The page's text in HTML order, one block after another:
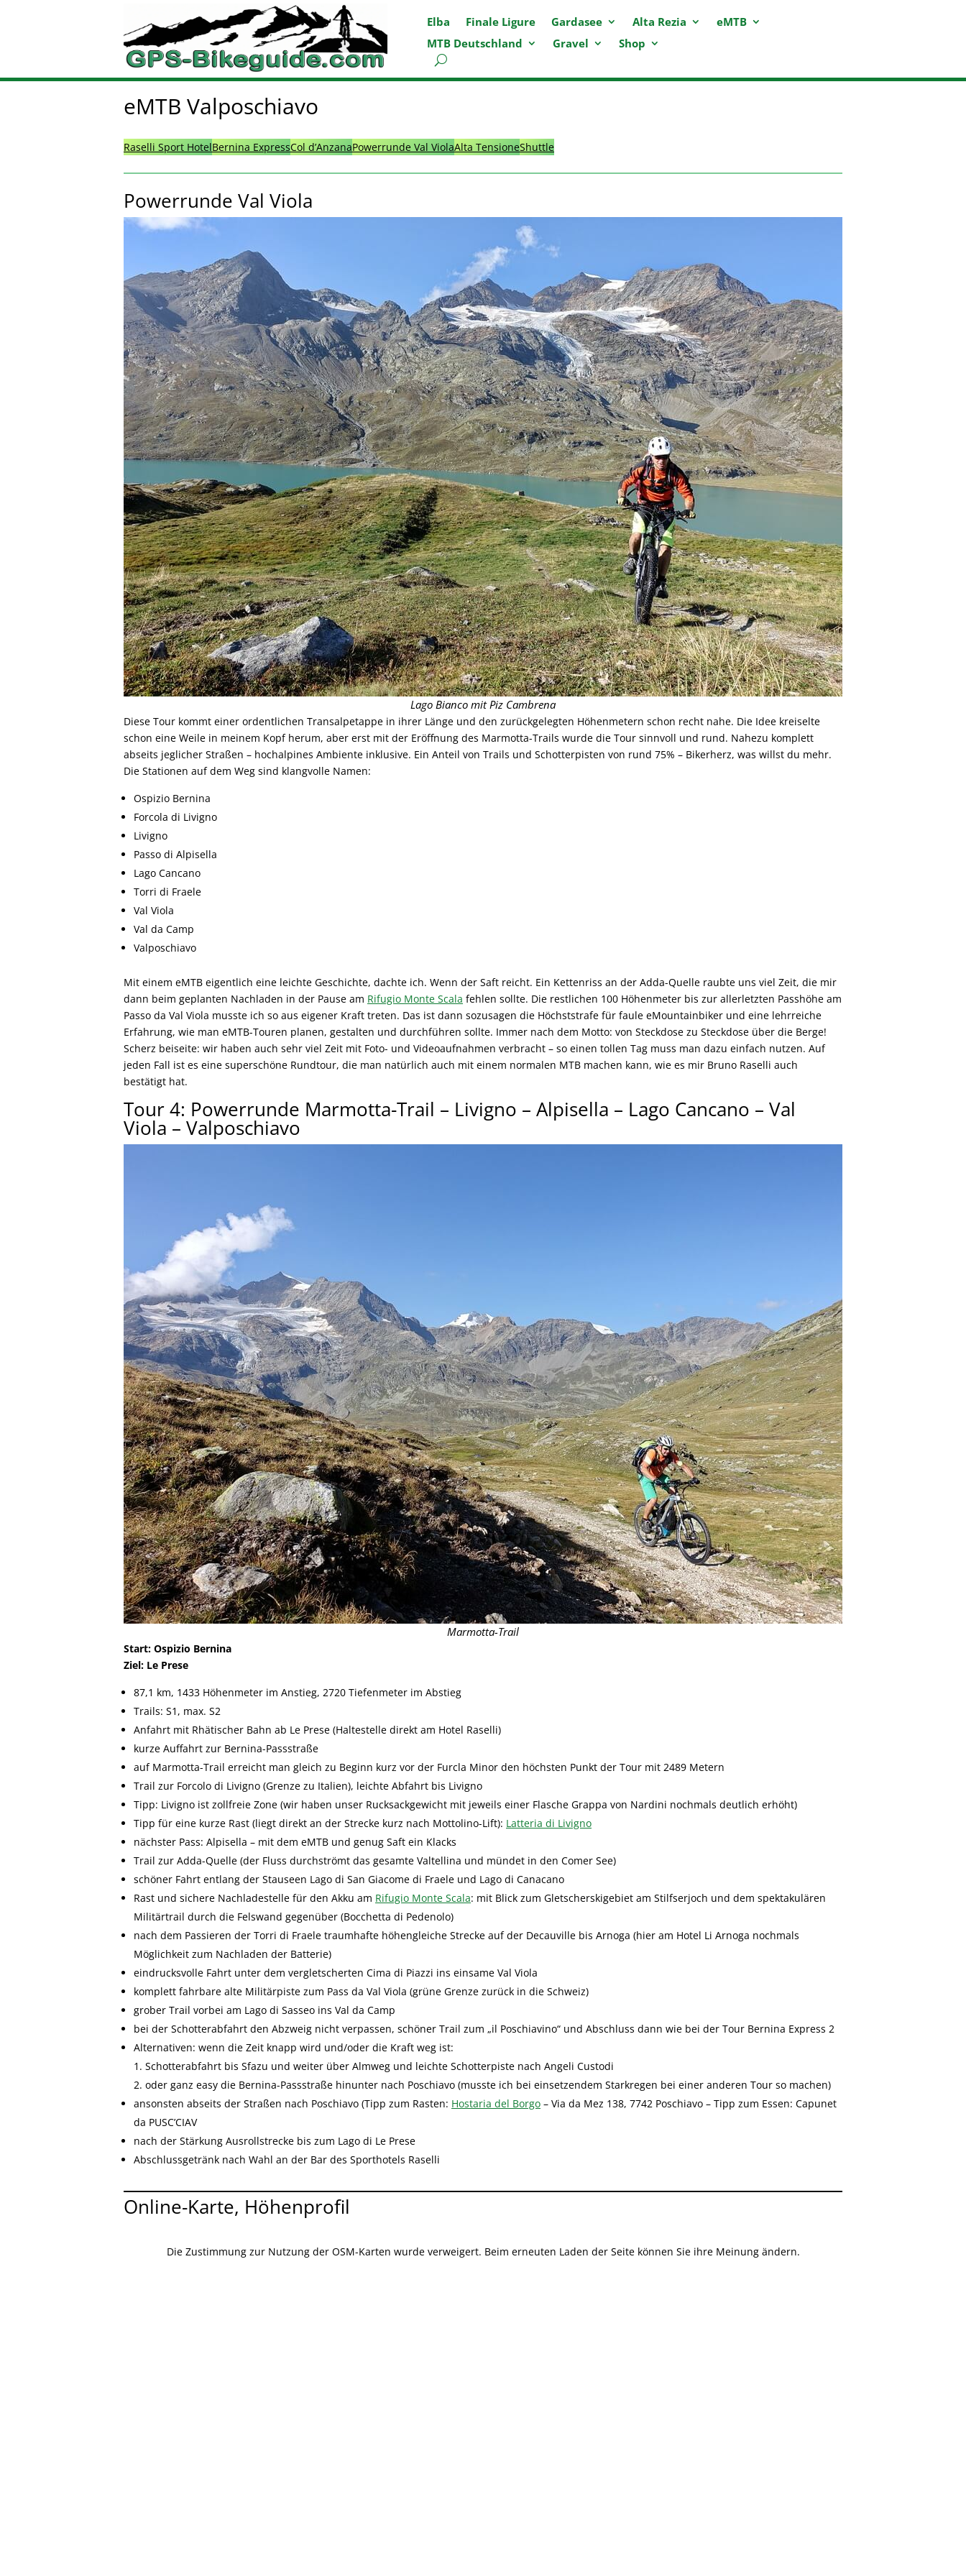
Elba Finale Ligure Gardasee Alta Rezia
eMTB
MTB Deutschland
Gravel Shop
eMTB Valposchiavo
Raselli Sport HotelBernina ExpressCol d’AnzanaPowerrunde Val ViolaAlta TensioneShuttle
Powerrunde Val Viola
Lago Bianco mit Piz Cambrena
Diese Tour kommt einer ordentlichen Transalpetappe in ihrer Länge und den zurückgelegten Höhenmetern schon recht nahe. Die Idee kreiselte
schon eine Weile in meinem Kopf herum, aber erst mit der Eröffnung des Marmotta-Trails wurde die Tour sinnvoll und rund. Nahezu komplett
abseits jeglicher Straßen – hochalpines Ambiente inklusive. Ein Anteil von Trails und Schotterpisten von rund 75% – Bikerherz, was willst du mehr.
Die Stationen auf dem Weg sind klangvolle Namen:
Ospizio Bernina
Forcola di Livigno
Livigno
Passo di Alpisella
Lago Cancano
Torri di Fraele
Val Viola
Val da Camp
Valposchiavo
Mit einem eMTB eigentlich eine leichte Geschichte, dachte ich. Wenn der Saft reicht. Ein Kettenriss an der Adda-Quelle raubte uns viel Zeit, die mir
dann beim geplanten Nachladen in der Pause am Rifugio Monte Scala fehlen sollte. Die restlichen 100 Höhenmeter bis zur allerletzten Passhöhe am
Passo da Val Viola musste ich so aus eigener Kraft treten. Das ist dann sozusagen die Höchststrafe für faule eMountainbiker und eine lehrreiche
Erfahrung, wie man eMTB-Touren planen, gestalten und durchführen sollte. Immer nach dem Motto: von Steckdose zu Steckdose über die Berge!
Scherz beiseite: wir haben auch sehr viel Zeit mit Foto- und Videoaufnahmen verbracht – so einen tollen Tag muss man dazu einfach nutzen. Auf
jeden Fall ist es eine superschöne Rundtour, die man natürlich auch mit einem normalen MTB machen kann, wie es mir Bruno Raselli auch
bestätigt hat.
Tour 4: Powerrunde Marmotta-Trail – Livigno – Alpisella – Lago Cancano – Val
Viola – Valposchiavo
Marmotta-Trail
Start: Ospizio Bernina
Ziel: Le Prese
87,1 km, 1433 Höhenmeter im Anstieg, 2720 Tiefenmeter im Abstieg
Trails: S1, max. S2
Anfahrt mit Rhätischer Bahn ab Le Prese (Haltestelle direkt am Hotel Raselli)
kurze Auffahrt zur Bernina-Passstraße
auf Marmotta-Trail erreicht man gleich zu Beginn kurz vor der Furcla Minor den höchsten Punkt der Tour mit 2489 Metern
Trail zur Forcolo di Livigno (Grenze zu Italien), leichte Abfahrt bis Livigno
Tipp: Livigno ist zollfreie Zone (wir haben unser Rucksackgewicht mit jeweils einer Flasche Grappa von Nardini nochmals deutlich erhöht)
Tipp für eine kurze Rast (liegt direkt an der Strecke kurz nach Mottolino-Lift): Latteria di Livigno
nächster Pass: Alpisella – mit dem eMTB und genug Saft ein Klacks
Trail zur Adda-Quelle (der Fluss durchströmt das gesamte Valtellina und mündet in den Comer See)
schöner Fahrt entlang der Stauseen Lago di San Giacome di Fraele und Lago di Canacano
Rast und sichere Nachladestelle für den Akku am Rifugio Monte Scala: mit Blick zum Gletscherskigebiet am Stilfserjoch und dem spektakulären
Militärtrail durch die Felswand gegenüber (Bocchetta di Pedenolo)
nach dem Passieren der Torri di Fraele traumhafte höhengleiche Strecke auf der Decauville bis Arnoga (hier am Hotel Li Arnoga nochmals
Möglichkeit zum Nachladen der Batterie)
eindrucksvolle Fahrt unter dem vergletscherten Cima di Piazzi ins einsame Val Viola
komplett fahrbare alte Militärpiste zum Pass da Val Viola (grüne Grenze zurück in die Schweiz)
grober Trail vorbei am Lago di Sasseo ins Val da Camp
bei der Schotterabfahrt den Abzweig nicht verpassen, schöner Trail zum „il Poschiavino“ und Abschluss dann wie bei der Tour Bernina Express 2
Alternativen: wenn die Zeit knapp wird und/oder die Kraft weg ist:
1. Schotterabfahrt bis Sfazu und weiter über Almweg und leichte Schotterpiste nach Angeli Custodi
2. oder ganz easy die Bernina-Passstraße hinunter nach Poschiavo (musste ich bei einsetzendem Starkregen bei einer anderen Tour so machen)
ansonsten abseits der Straßen nach Poschiavo (Tipp zum Rasten: Hostaria del Borgo – Via da Mez 138, 7742 Poschiavo – Tipp zum Essen: Capunet
da PUSC’CIAV
nach der Stärkung Ausrollstrecke bis zum Lago di Le Prese
Abschlussgetränk nach Wahl an der Bar des Sporthotels Raselli
Online-Karte, Höhenprofil
Die Zustimmung zur Nutzung der OSM-Karten wurde verweigert. Beim erneuten Laden der Seite können Sie ihre Meinung ändern.